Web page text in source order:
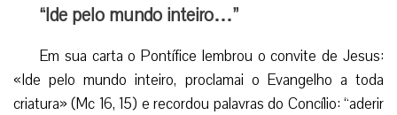
“Ide pelo mundo inteiro…”
Em sua carta o Pontífice lembrou o convite de Jesus:
«Ide pelo mundo inteiro, proclamai o Evangelho a toda
criatura» (Mc 16, 15) e recordou palavras do Concílio: “aderir